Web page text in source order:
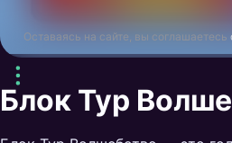
Оставаясь на сайте, вы соглашаетесь
Блок Тур